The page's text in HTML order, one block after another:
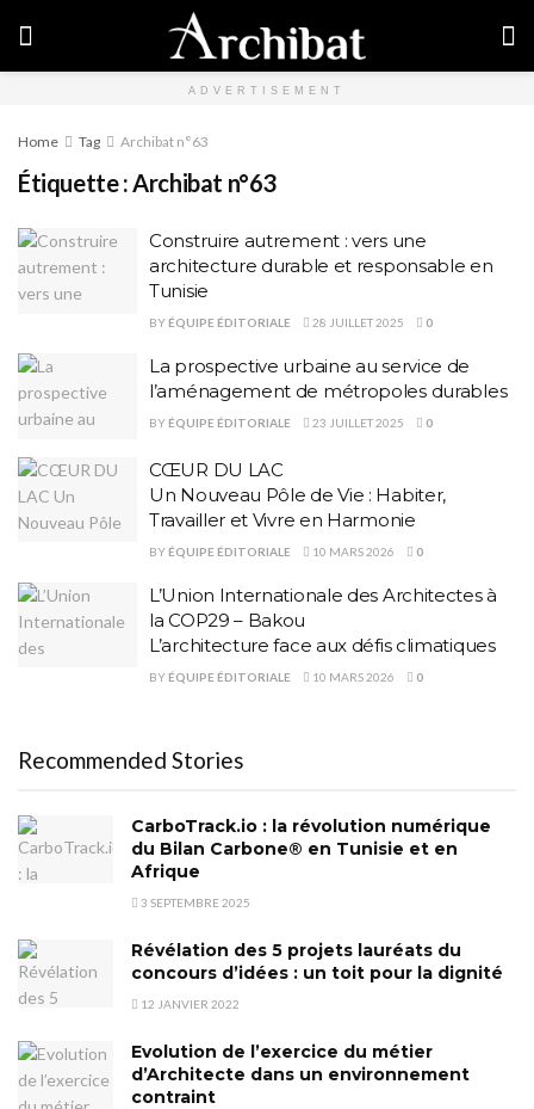
ADVERTISEMENT
Home Tag Archibat n°63
Étiquette :Archibat n°63
Construire autrement : vers une
architecture durable et responsable en
Tunisie
BY ÉQUIPE ÉDITORIALE 28 JUILLET 2025 0
La prospective urbaine au service de
l’aménagement de métropoles durables
BY ÉQUIPE ÉDITORIALE 23 JUILLET 2025 0
CŒUR DU LAC
Un Nouveau Pôle de Vie : Habiter,
Travailler et Vivre en Harmonie
BY ÉQUIPE ÉDITORIALE 10 MARS 2026 0
L’Union Internationale des Architectes à
la COP29 – Bakou
L’architecture face aux défis climatiques
BY ÉQUIPE ÉDITORIALE 10 MARS 2026 0
Recommended Stories
CarboTrack.io : la révolution numérique
du Bilan Carbone® en Tunisie et en
Afrique
3 SEPTEMBRE 2025
Révélation des 5 projets lauréats du
concours d’idées : un toit pour la dignité
12 JANVIER 2022
Evolution de l’exercice du métier
d’Architecte dans un environnement
contraint